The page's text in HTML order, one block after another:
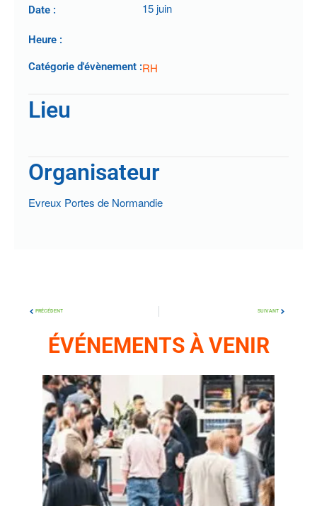
Date : 15 juin
Heure :
Catégorie d'évènement :RH
Lieu
Organisateur
Evreux Portes de Normandie
PRÉCÉDENT SUIVANT
ÉVÉNEMENTS À VENIR